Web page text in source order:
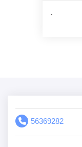
-
56369282